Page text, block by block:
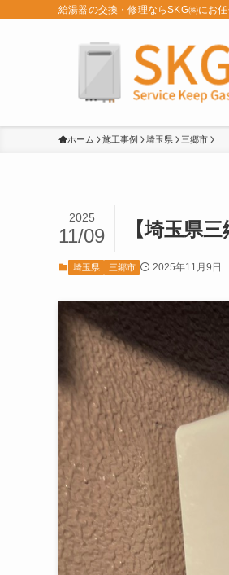
給湯器の交換・修理ならSKG㈱にお任
ホーム 施工事例 埼玉県 三郷市
【埼玉県
2025
11/09
埼玉県 三郷市 2025年11月9日